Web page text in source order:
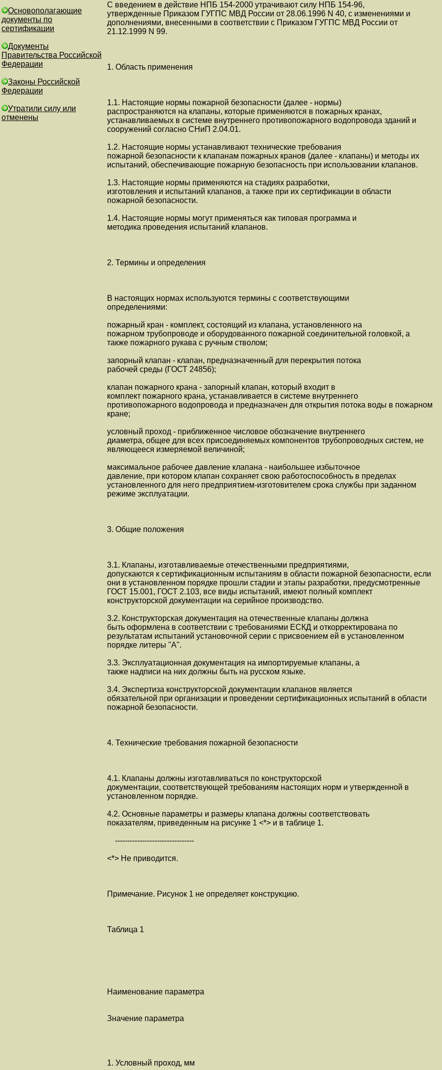
Основополагающие
документы по
сертификации
Документы
Правительства Российской
Федерации
Законы Российской
Федерации
Утратили силу или
отменены
С введением в действие НПБ 154-2000 утрачивают силу НПБ 154-96,
утвержденные Приказом ГУГПС МВД России от 28.06.1996 N 40, с изменениями и
дополнениями, внесенными в соответствии с Приказом ГУГПС МВД России от
21.12.1999 N 99.
1. Область применения
1.1. Настоящие нормы пожарной безопасности (далее - нормы)
распространяются на клапаны, которые применяются в пожарных кранах,
устанавливаемых в системе внутреннего противопожарного водопровода зданий и
сооружений согласно СНиП 2.04.01.
1.2. Настоящие нормы устанавливают технические требования
пожарной безопасности к клапанам пожарных кранов (далее - клапаны) и методы их
испытаний, обеспечивающие пожарную безопасность при использовании клапанов.
1.3. Настоящие нормы применяются на стадиях разработки,
изготовления и испытаний клапанов, а также при их сертификации в области
пожарной безопасности.
1.4. Настоящие нормы могут применяться как типовая программа и
методика проведения испытаний клапанов.
2. Термины и определения
В настоящих нормах используются термины с соответствующими
определениями:
пожарный кран - комплект, состоящий из клапана, установленного на
пожарном трубопроводе и оборудованного пожарной соединительной головкой, а
также пожарного рукава с ручным стволом;
запорный клапан - клапан, предназначенный для перекрытия потока
рабочей среды (ГОСТ 24856);
клапан пожарного крана - запорный клапан, который входит в
комплект пожарного крана, устанавливается в системе внутреннего
противопожарного водопровода и предназначен для открытия потока воды в пожарном
кране;
условный проход - приближенное числовое обозначение внутреннего
диаметра, общее для всех присоединяемых компонентов трубопроводных систем, не
являющееся измеряемой величиной;
максимальное рабочее давление клапана - наибольшее избыточное
давление, при котором клапан сохраняет свою работоспособность в пределах
установленного для него предприятием-изготовителем срока службы при заданном
режиме эксплуатации.
3. Общие положения
3.1. Клапаны, изготавливаемые отечественными предприятиями,
допускаются к сертификационным испытаниям в области пожарной безопасности, если
они в установленном порядке прошли стадии и этапы разработки, предусмотренные
ГОСТ 15.001, ГОСТ 2.103, все виды испытаний, имеют полный комплект
конструкторской документации на серийное производство.
3.2. Конструкторская документация на отечественные клапаны должна
быть оформлена в соответствии с требованиями ЕСКД и откорректирована по
результатам испытаний установочной серии с присвоением ей в установленном
порядке литеры "А".
3.3. Эксплуатационная документация на импортируемые клапаны, а
также надписи на них должны быть на русском языке.
3.4. Экспертиза конструкторской документации клапанов является
обязательной при организации и проведении сертификационных испытаний в области
пожарной безопасности.
4. Технические требования пожарной безопасности
4.1. Клапаны должны изготавливаться по конструкторской
документации, соответствующей требованиям настоящих норм и утвержденной в
установленном порядке.
4.2. Основные параметры и размеры клапана должны соответствовать
показателям, приведенным на рисунке 1 <*> и в таблице 1.
--------------------------------
<*> Не приводится.
Примечание. Рисунок 1 не определяет конструкцию.
Таблица 1
Наименование параметра
Значение параметра
1. Условный проход, мм